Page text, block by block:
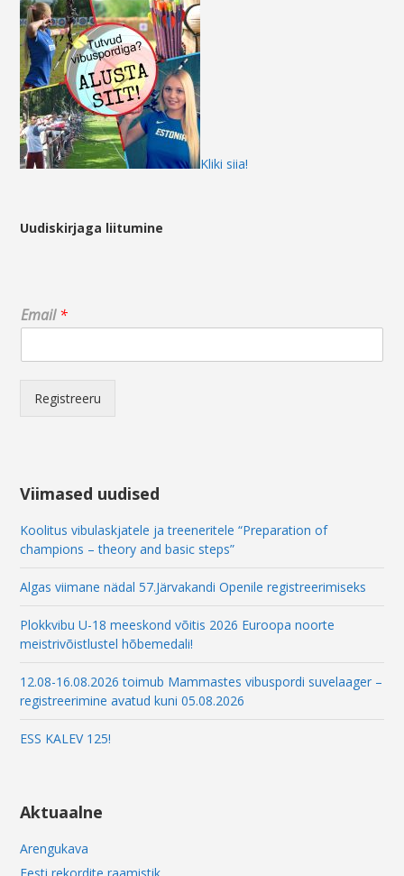
Kliki siia!
Uudiskirjaga liitumine
E
m
i
l
Email*
Registreeru
Viimased uudised
Koolitus vibulaskjatele ja treeneritele “Preparation of
champions – theory and basic steps”
Algas viimane nädal 57.Järvakandi Openile registreerimiseks
Plokkvibu U-18 meeskond võitis 2026 Euroopa noorte
meistrivõistlustel hõbemedali!
12.08-16.08.2026 toimub Mammastes vibuspordi suvelaager –
registreerimine avatud kuni 05.08.2026
ESS KALEV 125!
Aktuaalne
Arengukava